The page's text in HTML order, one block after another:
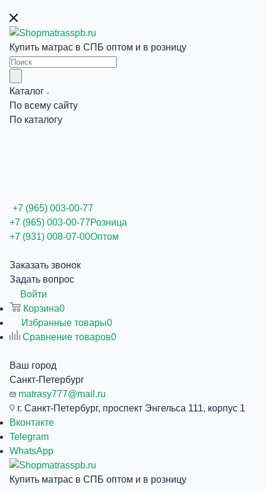
Купить матрас в СПБ оптом и в розницу
Каталог
По всему сайту
По каталогу
+7 (965) 003-00-77
+7 (965) 003-00-77Розница
+7 (931) 008-07-00Оптом
Заказать звонок
Задать вопрос
Войти
Корзина0
Избранные товары0
Сравнение товаров0
Ваш город
Санкт-Петербург
matrasy777@mail.ru
г. Санкт-Петербург, проспект Энгельса 111, корпус 1
Вконтакте
Telegram
WhatsApp
Купить матрас в СПБ оптом и в розницу